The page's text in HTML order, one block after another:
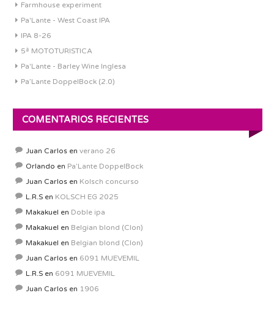
Farmhouse experiment
Pa'Lante - West Coast IPA
IPA 8-26
5ª MOTOTURISTICA
Pa'Lante - Barley Wine Inglesa
Pa’Lante DoppelBock (2.0)
COMENTARIOS RECIENTES
Juan Carlos en verano 26
Orlando en Pa’Lante DoppelBock
Juan Carlos en Kolsch concurso
L.R.S en KOLSCH EG 2025
Makakuel en Doble ipa
Makakuel en Belgian blond (Clon)
Makakuel en Belgian blond (Clon)
Juan Carlos en 6091 MUEVEMIL
L.R.S en 6091 MUEVEMIL
Juan Carlos en 1906